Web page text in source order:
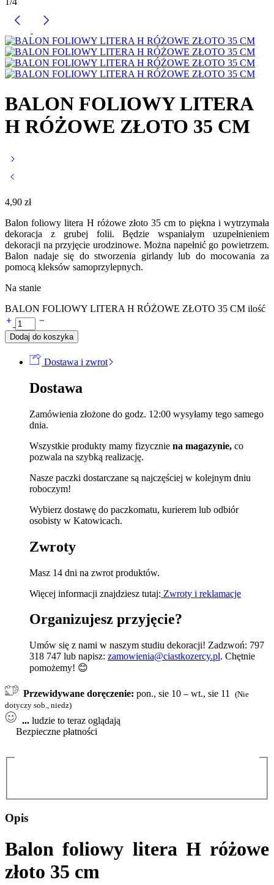
BALON FOLIOWY LITERA
H RÓŻOWE ZŁOTO 35 CM
4,90 zł
Balon foliowy litera H różowe złoto 35 cm to piękna i wytrzymała
dekoracja z grubej folii. Będzie wspaniałym uzupełnieniem
dekoracji na przyjęcie urodzinowe. Można napełnić go powietrzem.
Balon nadaje się do stworzenia girlandy lub do mocowania za
pomocą kleksów samoprzylepnych.
Na stanie
BALON FOLIOWY LITERA H RÓŻOWE ZŁOTO 35 CM ilość
Dodaj do koszyka
Dostawa i zwrot
Dostawa
Zamówienia złożone do godz. 12:00 wysyłamy tego samego
dnia.
Wszystkie produkty mamy fizycznie na magazynie, co
pozwala na szybką realizację.
Nasze paczki dostarczane są najczęściej w kolejnym dniu
roboczym!
Wybierz dostawę do paczkomatu, kurierem lub odbiór
osobisty w Katowicach.
Zwroty
Masz 14 dni na zwrot produktów.
Więcej informacji znajdziesz tutaj: Zwroty i reklamacje
Organizujesz przyjęcie?
Umów się z nami w naszym studiu dekoracji! Zadzwoń: 797
318 747 lub napisz: zamowienia@ciastkozercy.pl. Chętnie
pomożemy! 😊
Przewidywane doręczenie: pon., sie 10 – wt., sie 11
(Nie
dotyczy sob., niedz)
... ludzie to teraz oglądają
Bezpieczne płatności
Opis
Balon foliowy litera H różowe
złoto 35 cm